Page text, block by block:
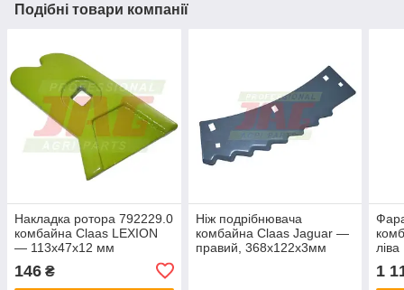
Подібні товари компанії
Накладка ротора 792229.0
комбайна Claas LEXION
— 113х47х12 мм
146 ₴
Ніж подрібнювача
комбайна Claas Jaguar —
правий, 368х122х3мм
ліва
1